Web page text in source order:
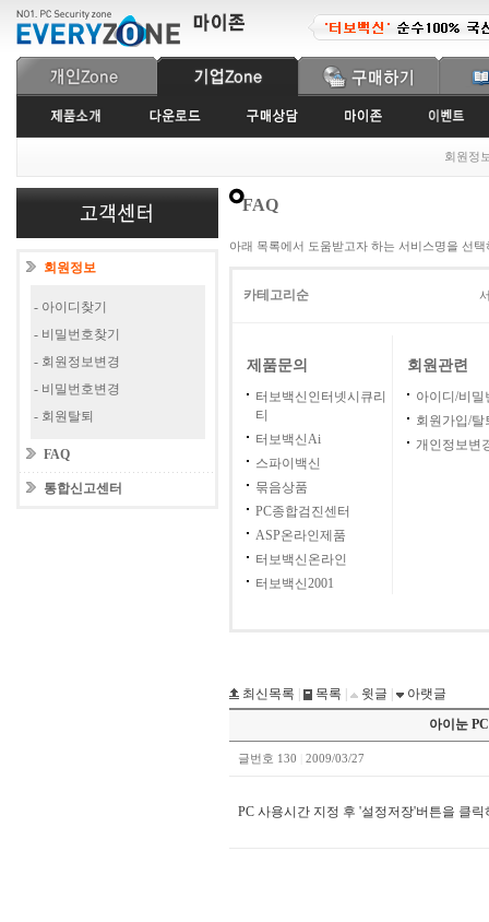
회원정
회원정보
- 아이디찾기
- 비밀번호찾기
- 회원정보변경
- 비밀번호변경
- 회원탈퇴
FAQ
통합신고센터
FAQ
아래 목록에서 도움받고자 하는 서비스명을 선택
카테고리순
제품문의
터보백신인터넷시큐리
티
터보백신Ai
스파이백신
묶음상품
PC종합검진센터
ASP온라인제품
터보백신온라인
터보백신2001
회원관련
아이디/비밀
회원가입/탈
개인정보변
최신목록 목록 윗글
아랫글
아이눈
글번호 130 2009/03/27
PC 사용시간 지정 후 '설정저장'버튼을 클